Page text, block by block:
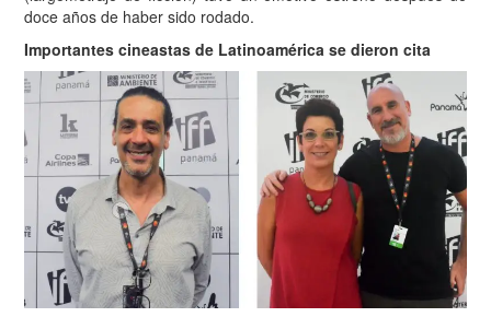
doce años de haber sido rodado.
Importantes cineastas de Latinoamérica se dieron cita